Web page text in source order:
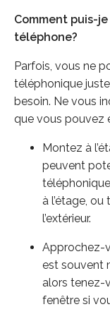
Comment puis-
téléphone?
Parfois, vous ne
téléphonique
besoin. Ne vous
que vous pouvez
Montez à
peuvent
à l’étage,
l’extérieur.
Approchez-
est souvent
alors tenez-
fenêtre si